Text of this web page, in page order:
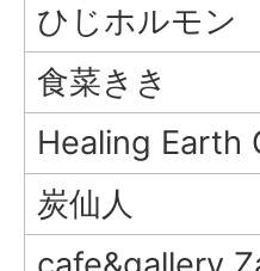
ひじホルモン
食菜きき
Healing Earth
炭仙人